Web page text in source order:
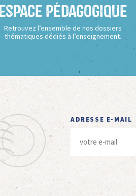
Pédagogique
Retrouvez l’ensemble de nos dossiers
thématiques dédiés à l’enseignement.
ADRESSE E-MAIL